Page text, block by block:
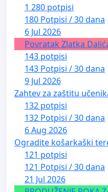
1 280 potpisi
180 Potpisi / 30 dana
6 Jul 2026
Povratak Zlatka
143 potpisi
143 Potpisi / 30 dana
9 Jul 2026
Zahtev za zaštitu
132 potpisi
132 Potpisi / 30 dana
6 Aug 2026
Ogradite košarkaški
121 potpisi
121 Potpisi / 30 dana
21 Jul 2026